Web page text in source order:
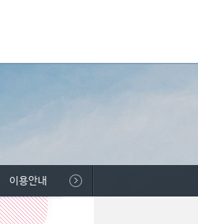
이용안내